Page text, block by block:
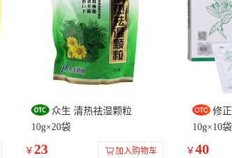
白云山和黄 戎州 慈元金碧
丹神 六棉牌 仁皇 道
北京同仁堂 隆信 金鸿堂
名草
众生 清热祛湿颗粒
10g×20袋
￥ 23 加入购物车
修
10g×10袋
￥ 40